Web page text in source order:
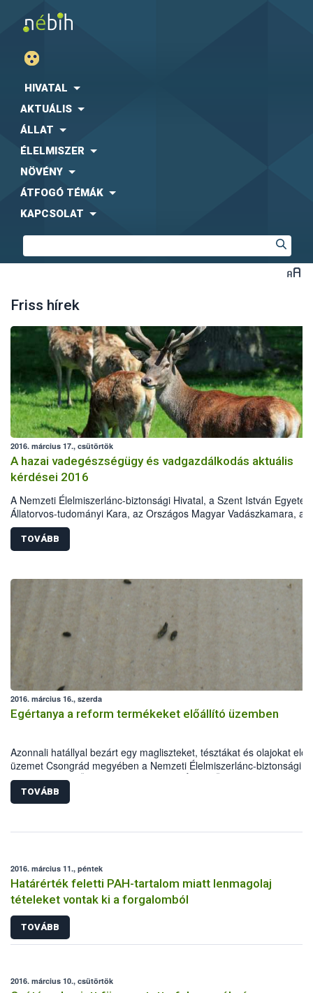
HIVATAL
AKTUÁLIS
ÁLLAT
ÉLELMISZER
NÖVÉNY
ÁTFOGÓ TÉMÁK
KAPCSOLAT
Friss hírek
2016. március 17., csütörtök
A hazai vadegészségügy és vadgazdálkodás aktuális
kérdései 2016
A Nemzeti Élelmiszerlánc-biztonsági Hivatal, a Szent István Egyetem
Állatorvos-tudományi Kara, az Országos Magyar Vadászkamara, az
Országos Magyar Vadászati Védegylet, a Magyar Tudományos
Akadémia Erdészeti Tudományos Bizottság Vadgazdálkodási
Albizottsága és a Földművelésügyi Minisztérium Élelmiszerlánc-
vadgazdálkodás aktuális kérdései 2016„ címmel konferenciát
2016. április 5-ére. A rendezvény helyszíne a Szent István Egyetem
Állatorvos-tudományi Karának Aulája. Az előadásokat a
vadegészségügy, vadgazdálkodás, állategészségügy, valamint a
vadászati igazgatás területén dolgozó szakemberek tartják az
tervezett témakörökben:
TOVÁBB
2016. március 16., szerda
Egértanya a reform termékeket előállító üzemben
Azonnali hatállyal bezárt egy magliszteket, tésztákat és olajokat
üzemet Csongrád megyében a Nemzeti Élelmiszerlánc-biztonsági
Hivatal Kiemelt Ügyek Igazgatósága (NÉBIH KÜI). A szakemberek
ellenőrzés során egereket találtak az alapanyagraktárban, emellett a
nyomonkövethetőséggel és a dokumentációval is gondok voltak. Az
vontak ki a forgalomból. A KÜI kötelezte az élelmiszer-vállalkozót a
TOVÁBB
2016. március 11., péntek
Határérték feletti PAH-tartalom miatt lenmagolaj
tételeket vontak ki a forgalomból
TOVÁBB
2016. március 10., csütörtök